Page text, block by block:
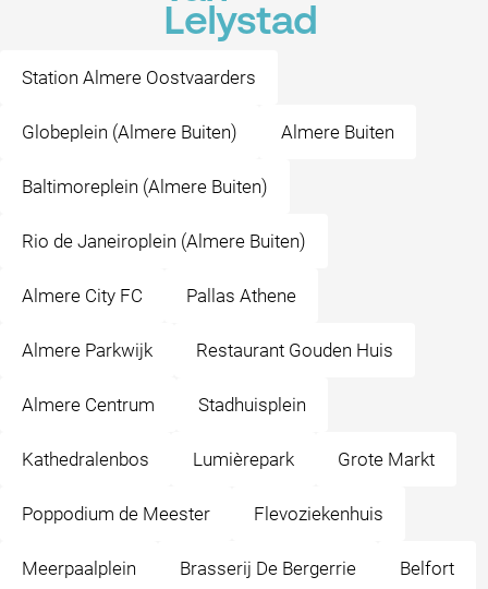
Lelystad
Station Almere Oostvaarders
Globeplein (Almere Buiten) Almere Buiten
Baltimoreplein (Almere Buiten)
Rio de Janeiroplein (Almere Buiten)
Almere City FC Pallas Athene
Almere Parkwijk Restaurant Gouden Huis
Almere Centrum Stadhuisplein
Kathedralenbos Lumièrepark Grote Markt
Poppodium de Meester Flevoziekenhuis
Meerpaalplein Brasserij De Bergerrie Belfort